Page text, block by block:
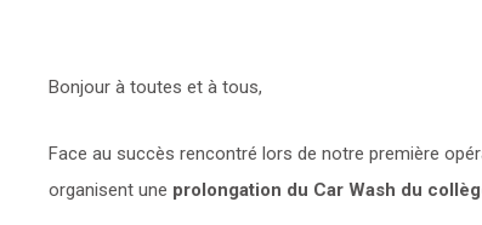
Bonjour à toutes et à tous,
Face au succès rencontré lors de notre première
organisent une prolongation du Car Wash du